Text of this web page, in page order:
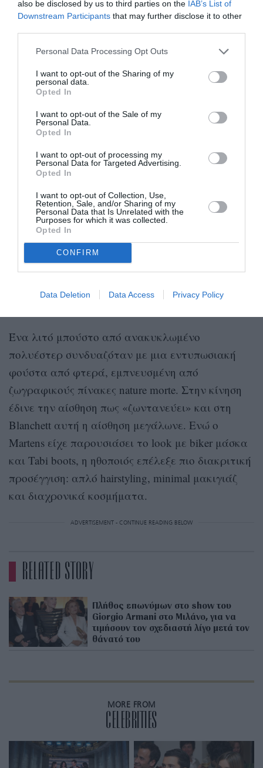
also be disclosed by us to third parties on the IAB’s List of
Downstream Participants that may further disclose it to other
Personal Data Processing Opt Outs
I want to opt-out of the Sharing of my
personal data.
Opted In
I want to opt-out of the Sale of my
Personal Data.
Opted In
I want to opt-out of processing my
Personal Data for Targeted Advertising.
Opted In
I want to opt-out of Collection, Use,
Retention, Sale, and/or Sharing of my
Personal Data that Is Unrelated with the
Purposes for which it was collected.
Opted In
CONFIRM
Data Deletion Data Access
Privacy Policy
Ένα λιτό μπούστο από ανακυκλωμένο
πολυέστερ συνδυαζόταν με μια εντυπωσιακή
φούστα από φτερά, εμπνευσμένη από
ζωγραφικούς πίνακες nature morte. Στην κίνηση
έδινε την αίσθηση πως «ζωντανεύει» και στη
Blanchett αυτή η αίσθηση μεγάλωνε. Ενώ ο
Martens είχε παρουσιάσει το look με biker μάσκα
και Tabi boots, η ηθοποιός επέλεξε πιο διακριτική
προσέγγιση: απλό hairstyling, minimal μακιγιάζ
και διαχρονικά κοσμήματα.
ADVERTISEMENT - CONTINUE READING BELOW
RELATED STORY
Πλήθος επωνύμων στο show του
Giorgio Armani στο Μιλάνο, για να
τιμήσουν τον σχεδιαστή λίγο μετά τον
θάνατό του
MORE FROM
CELEBRITIES